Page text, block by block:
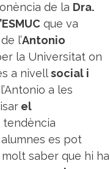
de la Dra.
que va
l’Antonio
la Universitat on
a nivellsocial i
a les
el
tendència
es pot
saber que hi ha